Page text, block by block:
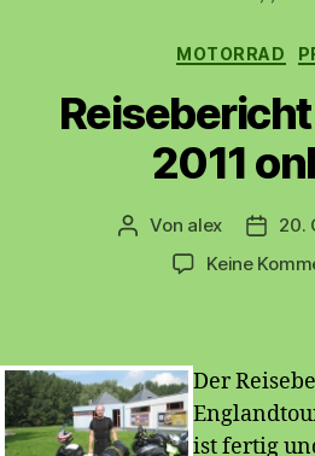
MOTORRAD
2011
Beitragsautor
Von alex
20.
Keine
Der
ist fertig